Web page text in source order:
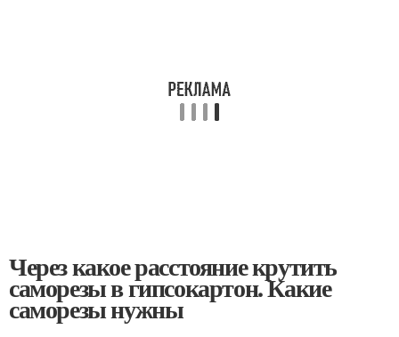
Через какое расстояние крутить
саморезы в гипсокартон. Какие
саморезы нужны